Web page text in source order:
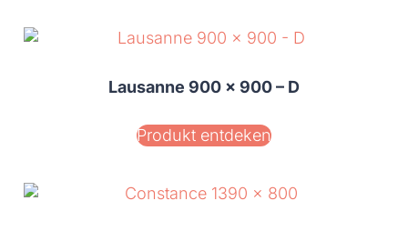
Lausanne 900 x 900 – D
Produkt entdeken